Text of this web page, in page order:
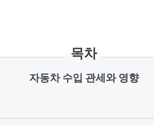
목차
자동차 수입 관세와 영향